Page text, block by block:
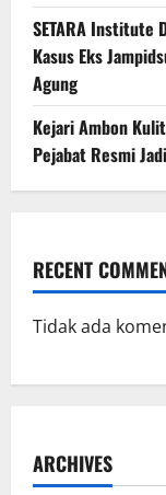
SETARA Institute
Kasus Eks
Agung
Kejari Ambon
Pejabat Resmi
RECENT
Tidak ada
ARCHIVES